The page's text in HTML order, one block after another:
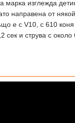
изглежда
направена от
е с V10, с 610
сек и струва с